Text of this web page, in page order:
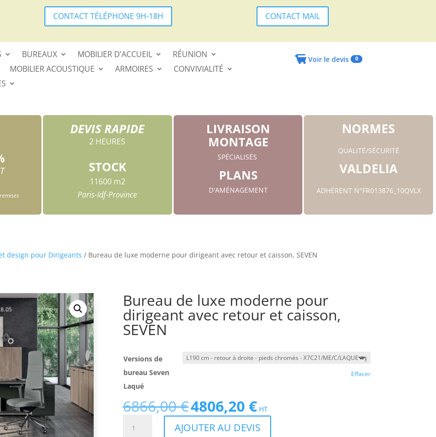
CONTACT TÉLÉPHONE 9H-18H CONTACT MAIL
BUREAUX MOBILIER D’ACCUEIL
RÉUNION
MOBILIER ACOUSTIQUE ARMOIRES
CONVIVIALITÉ
Voir le devis 0
DEVIS RAPIDE
2 HEURES
STOCK
11600 m2
Paris-Idf-Province
LIVRAISON
MONTAGE
SPÉCIALISÉS
PLANS
D'AMÉNAGEMENT
NORMES
QUALITÉ/SÉCURITÉ
VALDELIA
ADHÉRENT N°FR013876_10QVLX
design pour Dirigeants / Bureau de luxe moderne pour dirigeant avec retour et caisson, SEVEN
Bureau de luxe moderne pour
dirigeant avec retour et caisson,
SEVEN
Versions de
bureau Seven
Laqué
Effacer
6866,00€ Le
prix
initial
4806,20 €Le
prix
actuel
HT
AJOUTER AU DEVIS